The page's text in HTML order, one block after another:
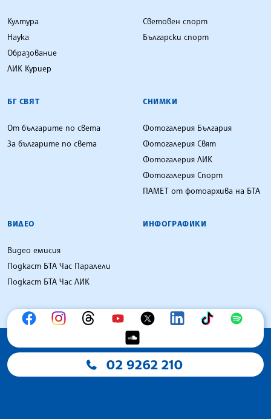
Култура
Наука
Образование
ЛИК Куриер
Световен спорт
Български спорт
БГ СВЯТ
От българите по света
За българите по света
СНИМКИ
Фотогалерия България
Фотогалерия Свят
Фотогалерия ЛИК
Фотогалерия Спорт
ПАМЕТ от фотоархива на БТА
ВИДЕО
Видео емисия
Подкаст БТА Час Паралели
Подкаст БТА Час ЛИК
ИНФОГРАФИКИ
02 9262 210